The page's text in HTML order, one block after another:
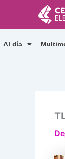
contenido
Al día